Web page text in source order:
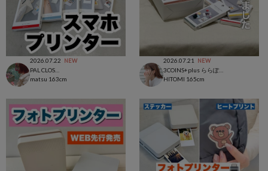
2026.07.22 NEW
matsu 163cm
2026.07.21 NEW
3COINS+plus ららぽーと和泉店
HITOMI 165cm